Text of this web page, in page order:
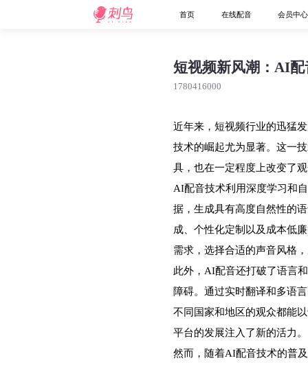
首页 在线配音 会员中心
短视频新风潮：AI
1780416000
近年来，短视频行业的迅猛
技术的崛起尤为显著。这一
具，也在一定程度上改变了
AI配音技术利用深度学习和
据，生成具有高度自然性的
成、个性化定制以及成本低
需求，选择合适的声音风格
此外，AI配音还打破了语言
障碍。通过实时翻译和多语
不同国家和地区的观众都能
平台的发展注入了新的活力。
然而，随着AI配音技术的普